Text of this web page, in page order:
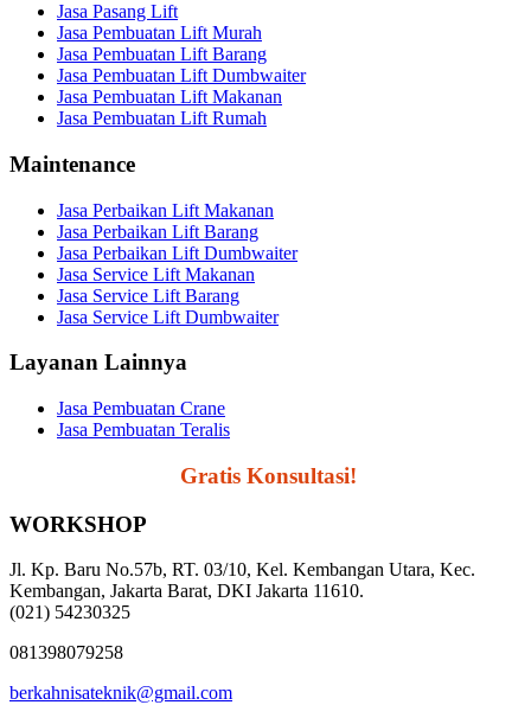
Jasa Pasang Lift
Jasa Pembuatan Lift Murah
Jasa Pembuatan Lift Barang
Jasa Pembuatan Lift Dumbwaiter
Jasa Pembuatan Lift Makanan
Jasa Pembuatan Lift Rumah
Maintenance
Jasa Perbaikan Lift Makanan
Jasa Perbaikan Lift Barang
Jasa Perbaikan Lift Dumbwaiter
Jasa Service Lift Makanan
Jasa Service Lift Barang
Jasa Service Lift Dumbwaiter
Layanan Lainnya
Jasa Pembuatan Crane
Jasa Pembuatan Teralis
Gratis Konsultasi!
WORKSHOP
Jl. Kp. Baru No.57b, RT. 03/10, Kel. Kembangan Utara, Kec.
Kembangan, Jakarta Barat, DKI Jakarta 11610.
(021) 54230325
081398079258
berkahnisateknik@gmail.com